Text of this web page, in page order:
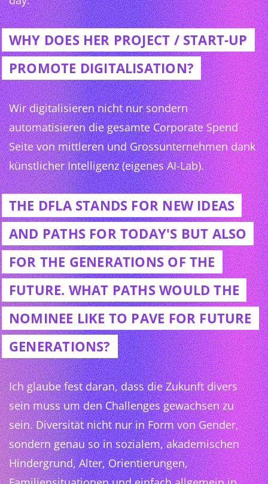
WHY DOES HER PROJECT / START-UP
PROMOTE DIGITALISATION?
Wir digitalisieren nicht nur sondern
automatisieren die gesamte Corporate Spend
Seite von mittleren und Grossunternehmen dank
künstlicher Intelligenz (eigenes AI-Lab).
THE DFLA STANDS FOR NEW IDEAS
AND PATHS FOR TODAY'S BUT ALSO
FOR THE GENERATIONS OF THE
FUTURE. WHAT PATHS WOULD THE
NOMINEE LIKE TO PAVE FOR FUTURE
GENERATIONS?
Ich glaube fest daran, dass die Zukunft divers
sein muss um den Challenges gewachsen zu
sein. Diversität nicht nur in Form von Gender,
sondern genau so in sozialem, akademischen
Hindergrund, Alter, Orientierungen,